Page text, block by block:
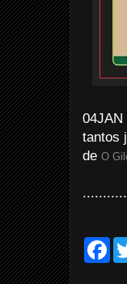
04JAN
tantos
de O
F